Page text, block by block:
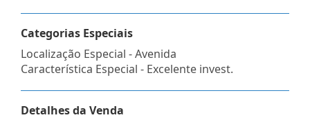
Categorias Especiais
Localização Especial - Avenida
Característica Especial - Excelente invest.
Detalhes da Venda